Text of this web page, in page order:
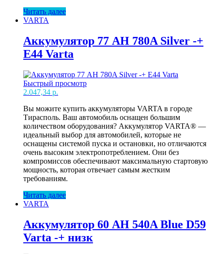
Читать далее
VARTA
Аккумулятор 77 AH 780A Silver -+
E44 Varta
Быстрый просмотр
2.047,34 р.
Вы можите купить аккумуляторы VARTA в городе
Тирасполь. Ваш автомобиль оснащен большим
количеством оборудования? Аккумулятор VARTA® —
идеальный выбор для автомобилей, которые не
оснащены системой пуска и остановки, но отличаются
очень высоким электропотреблением. Они без
компромиссов обеспечивают максимальную стартовую
мощность, которая отвечает самым жестким
требованиям.
Читать далее
VARTA
Аккумулятор 60 AH 540A Blue D59
Varta -+ низк